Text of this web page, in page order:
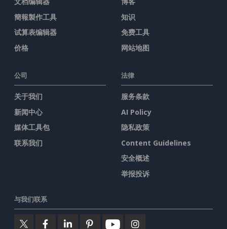
簡報製作工具
试算表编辑器
价格
知识
免费工具
网站地图
公司
关于我们
新闻中心
媒体工具包
联系我们
法律
服务条款
AI Policy
隐私政策
Content Guidelines
安全概述
举报投诉
与我们联系